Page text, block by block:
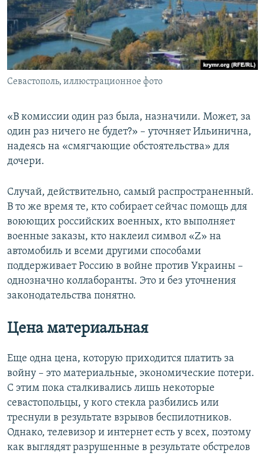
Севастополь, иллюстрационное фото
«В комиссии один раз была, назначили. Может, за
один раз ничего не будет?» – уточняет Ильинична,
надеясь на «смягчающие обстоятельства» для
дочери.
Случай, действительно, самый распространенный.
В то же время те, кто собирает сейчас помощь для
воюющих российских военных, кто выполняет
военные заказы, кто наклеил символ «Z» на
автомобиль и всеми другими способами
поддерживает Россию в войне против Украины –
однозначно коллаборанты. Это и без уточнения
законодательства понятно.
Цена материальная
Еще одна цена, которую приходится платить за
войну – это материальные, экономические потери.
С этим пока сталкивались лишь некоторые
севастопольцы, у кого стекла разбились или
треснули в результате взрывов беспилотников.
Однако, телевизор и интернет есть у всех, поэтому
как выглядят разрушенные в результате обстрелов